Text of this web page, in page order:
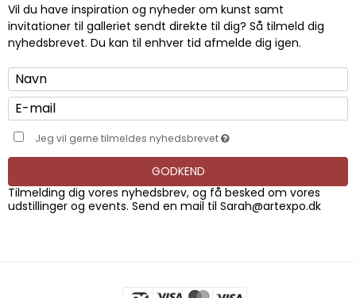
Vil du have inspiration og nyheder om kunst samt
invitationer til galleriet sendt direkte til dig? Så tilmeld dig
nyhedsbrevet. Du kan til enhver tid afmelde dig igen.
Jeg vil gerne tilmeldes nyhedsbrevet
GODKEND
Tilmelding dig vores nyhedsbrev, og få besked om vores
udstillinger og events. Send en mail til Sarah@artexpo.dk